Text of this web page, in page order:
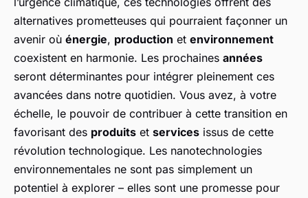
alternatives prometteuses qui pourraient façonner un
avenir où énergie, production et environnement
coexistent en harmonie. Les prochaines années
seront déterminantes pour intégrer pleinement ces
avancées dans notre quotidien. Vous avez, à votre
échelle, le pouvoir de contribuer à cette transition en
favorisant des produits et services issus de cette
révolution technologique. Les nanotechnologies
environnementales ne sont pas simplement un
potentiel à explorer – elles sont une promesse pour